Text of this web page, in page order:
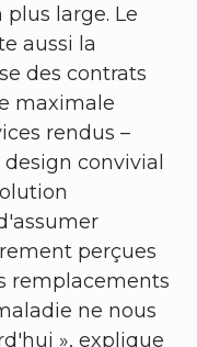
large. Le
aussi la
des contrats
maximale
rendus –
convivial
perçues
remplacements
ne nous
», explique